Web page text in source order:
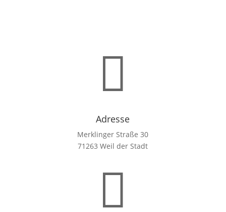

Adresse
Merklinger Straße 30
71263 Weil der Stadt
